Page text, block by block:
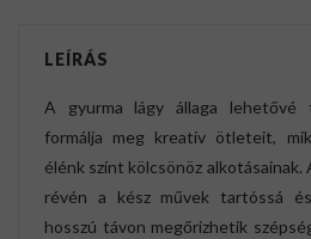
LEÍRÁS
A gyurma lágy állaga lehetővé
formálja meg kreatív ötleteit,
élénk színt kölcsönöz
révén a kész művek tartóssá
hosszú távon megőrizhetik